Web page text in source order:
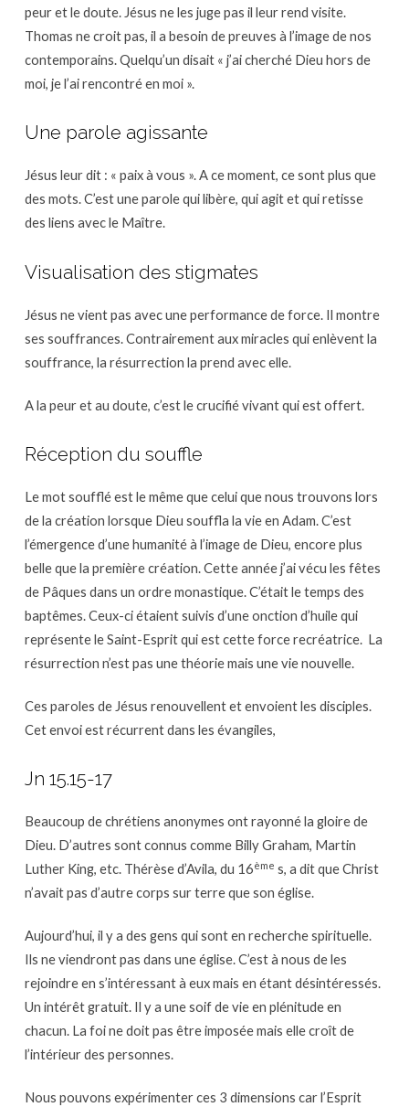
peur et le doute. Jésus ne les juge pas il leur rend visite.
Thomas ne croit pas, il a besoin de preuves à l’image de nos
contemporains. Quelqu’un disait « j’ai cherché Dieu hors de
moi, je l’ai rencontré en moi ».
Une parole agissante
Jésus leur dit : « paix à vous ». A ce moment, ce sont plus que
des mots. C’est une parole qui libère, qui agit et qui retisse
des liens avec le Maître.
Visualisation des stigmates
Jésus ne vient pas avec une performance de force. Il montre
ses souffrances. Contrairement aux miracles qui enlèvent la
souffrance, la résurrection la prend avec elle.
A la peur et au doute, c’est le crucifié vivant qui est offert.
Réception du souffle
Le mot soufflé est le même que celui que nous trouvons lors
de la création lorsque Dieu souffla la vie en Adam. C’est
l’émergence d’une humanité à l’image de Dieu, encore plus
belle que la première création. Cette année j’ai vécu les fêtes
de Pâques dans un ordre monastique. C’était le temps des
baptêmes. Ceux-ci étaient suivis d’une onction d’huile qui
représente le Saint-Esprit qui est cette force recréatrice. La
résurrection n’est pas une théorie mais une vie nouvelle.
Ces paroles de Jésus renouvellent et envoient les disciples.
Cet envoi est récurrent dans les évangiles,
Jn 15.15-17
Beaucoup de chrétiens anonymes ont rayonné la gloire de
Dieu. D’autres sont connus comme Billy Graham, Martin
Luther King, etc. Thérèse d’Avila, du 16ème s, a dit que Christ
n’avait pas d’autre corps sur terre que son église.
Aujourd’hui, il y a des gens qui sont en recherche spirituelle.
Ils ne viendront pas dans une église. C’est à nous de les
rejoindre en s’intéressant à eux mais en étant désintéressés.
Un intérêt gratuit. Il y a une soif de vie en plénitude en
chacun. La foi ne doit pas être imposée mais elle croît de
l’intérieur des personnes.
Nous pouvons expérimenter ces 3 dimensions car l’Esprit